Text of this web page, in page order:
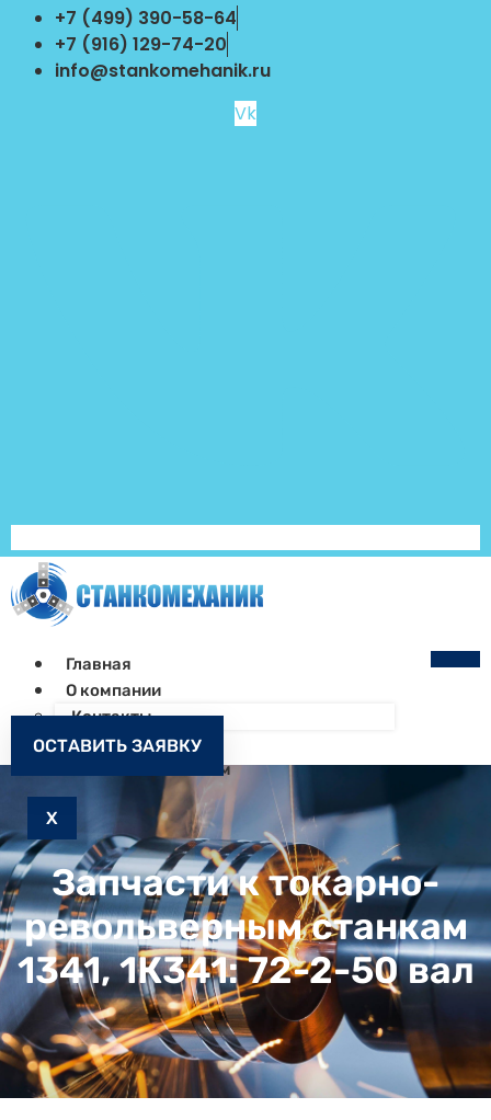
Перейти
содержимому
+7 (499) 390-58-64
+7 (916) 129-74-20
info@stankomehanik.ru
Vk
Главная
О компании
Контакты
Как заказать
Запчасти к станкам
X
ОСТАВИТЬ ЗАЯВКУ
Запчасти к токарно-
револьверным станкам
1341, 1К341: 72-2-50 вал